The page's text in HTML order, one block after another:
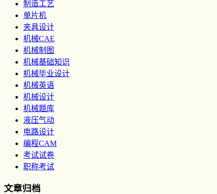
制造工艺
单片机
夹具设计
机械CAE
机械制图
机械基础知识
机械毕业设计
机械英语
机械设计
机械题库
液压气动
电路设计
编程CAM
考试试卷
职称考试
文章归档